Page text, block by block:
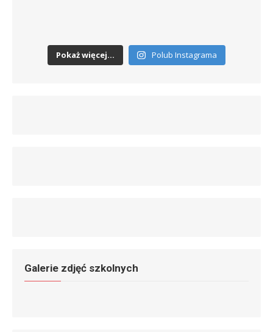
Pokaż więcej... Polub Instagrama
Galerie zdjęć szkolnych